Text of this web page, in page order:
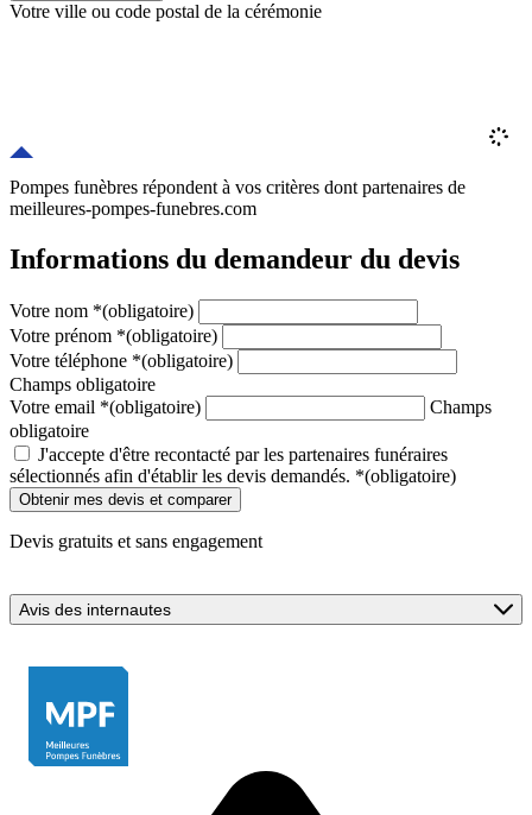
Votre ville ou code postal de la cérémonie
Pompes funèbres répondent à vos critères dont partenaires de
meilleures-pompes-funebres.com
Informations du demandeur du devis
Votre nom *(obligatoire)
Votre prénom *(obligatoire)
Votre téléphone *(obligatoire)
Champs obligatoire
Votre email *(obligatoire)
Champs
obligatoire
J'accepte d'être recontacté par les partenaires funéraires
sélectionnés afin d'établir les devis demandés. *(obligatoire)
Devis gratuits et sans engagement
Avis des internautes